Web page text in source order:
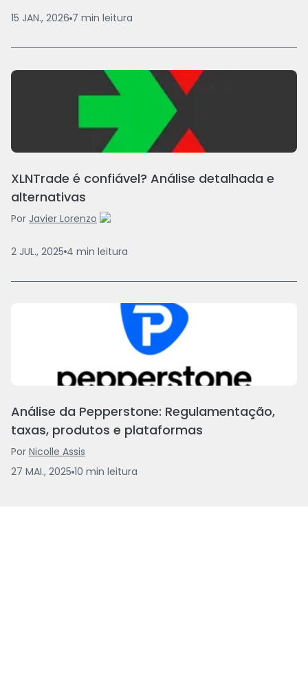
15 JAN., 2026 7 min leitura
XLNTrade é confiável? Análise detalhada e
alternativas
Por Javier Lorenzo
2 JUL., 2025 4 min leitura
Análise da Pepperstone: Regulamentação,
taxas, produtos e plataformas
Por Nicolle Assis
27 MAI., 2025 10 min leitura